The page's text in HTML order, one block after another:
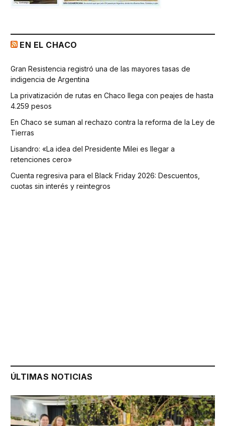
EN EL CHACO
Gran Resistencia registró una de las mayores tasas de
indigencia de Argentina
La privatización de rutas en Chaco llega con peajes de hasta
4.259 pesos
En Chaco se suman al rechazo contra la reforma de la Ley de
Tierras
Lisandro: «La idea del Presidente Milei es llegar a
retenciones cero»
Cuenta regresiva para el Black Friday 2026: Descuentos,
cuotas sin interés y reintegros
ÚLTIMAS NOTICIAS